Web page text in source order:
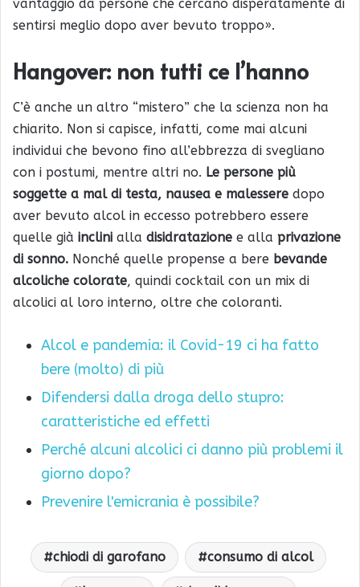
vantaggio da persone che cercano disperatamente di
sentirsi meglio dopo aver bevuto troppo».
Hangover: non tutti ce l’hanno
C’è anche un altro “mistero” che la scienza non ha
chiarito. Non si capisce, infatti, come mai alcuni
individui che bevono fino all’ebbrezza di svegliano
con i postumi, mentre altri no. Le persone più
soggette a mal di testa, nausea e malessere dopo
aver bevuto alcol in eccesso potrebbero essere
quelle già inclini alla disidratazione e alla privazione
di sonno. Nonché quelle propense a bere bevande
alcoliche colorate, quindi cocktail con un mix di
alcolici al loro interno, oltre che coloranti.
Alcol e pandemia: il Covid-19 ci ha fatto
bere (molto) di più
Difendersi dalla droga dello stupro:
caratteristiche ed effetti
Perché alcuni alcolici ci danno più problemi il
giorno dopo?
Prevenire l'emicrania è possibile?
chiodi di garofano consumo di alcol